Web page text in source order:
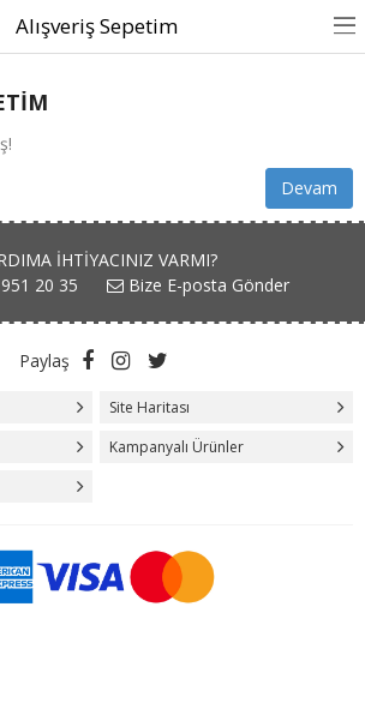
Alışveriş Sepetim
Devam
IHTIYACINIZ VARMI?
20 35
Bize E-posta Gönder
Paylaş
Site Haritası
Kampanyalı Ürünler